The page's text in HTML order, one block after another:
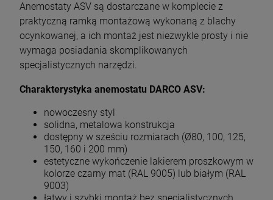
Anemostaty ASV są dostarczane w komplecie z
praktyczną ramką montażową wykonaną z blachy
ocynkowanej, a ich montaż jest niezwykle prosty i nie
wymaga posiadania skomplikowanych
specjalistycznych narzędzi.
Charakterystyka anemostatu DARCO ASV:
nowoczesny styl
solidna, metalowa konstrukcja
dostępny w sześciu rozmiarach (Ø80, 100, 125,
150, 160 i 200 mm)
estetyczne wykończenie lakierem proszkowym w
kolorze czarny mat (RAL 9005) lub białym (RAL
9003)